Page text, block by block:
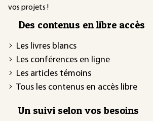
vos projets !
Des contenus en libre accès
Les livres blancs
Les conférences en ligne
Les articles témoins
Tous les contenus en accès libre
Un suivi selon vos besoins